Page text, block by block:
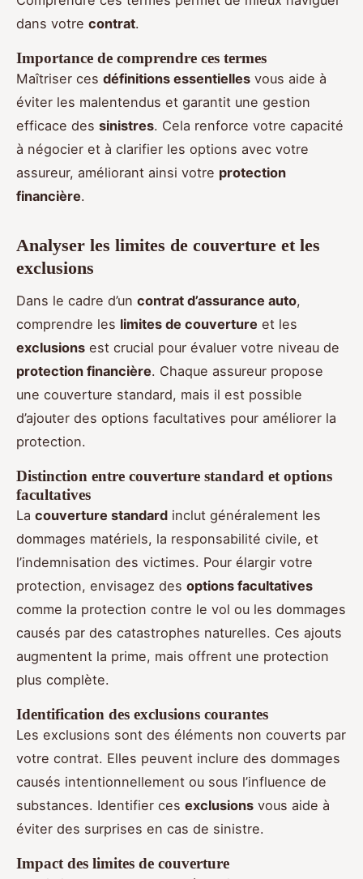
dans votre contrat.
Importance de comprendre ces termes
Maîtriser ces définitions essentielles vous aide à
éviter les malentendus et garantit une gestion
efficace des sinistres. Cela renforce votre capacité
à négocier et à clarifier les options avec votre
assureur, améliorant ainsi votre protection
financière.
Analyser les limites de couverture et les
exclusions
Dans le cadre d’un contrat d’assurance auto,
comprendre les limites de couverture et les
exclusions est crucial pour évaluer votre niveau de
protection financière. Chaque assureur propose
une couverture standard, mais il est possible
d’ajouter des options facultatives pour améliorer la
protection.
Distinction entre couverture standard et options
facultatives
La couverture standard inclut généralement les
dommages matériels, la responsabilité civile, et
l’indemnisation des victimes. Pour élargir votre
protection, envisagez des options facultatives
comme la protection contre le vol ou les dommages
causés par des catastrophes naturelles. Ces ajouts
augmentent la prime, mais offrent une protection
plus complète.
Identification des exclusions courantes
Les exclusions sont des éléments non couverts par
votre contrat. Elles peuvent inclure des dommages
causés intentionnellement ou sous l’influence de
substances. Identifier ces exclusions vous aide à
éviter des surprises en cas de sinistre.
Impact des limites de couverture